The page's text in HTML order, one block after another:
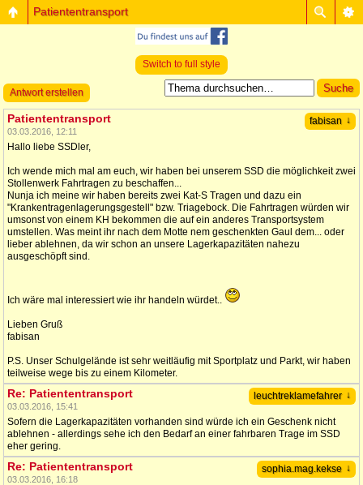
Patiententransport
Switch to full style
Antwort erstellen
fabisan ↓
Patiententransport
03.03.2016, 12:11
Hallo liebe SSDler,
Ich wende mich mal am euch, wir haben bei unserem SSD die möglichkeit zwei
Stollenwerk Fahrtragen zu beschaffen...
Nunja ich meine wir haben bereits zwei Kat-S Tragen und dazu ein
"Krankentragenlagerungsgestell" bzw. Triagebock. Die Fahrtragen würden wir
umsonst von einem KH bekommen die auf ein anderes Transportsystem
umstellen. Was meint ihr nach dem Motte nem geschenkten Gaul dem... oder
lieber ablehnen, da wir schon an unsere Lagerkapazitäten nahezu
ausgeschöpft sind.
Ich wäre mal interessiert wie ihr handeln würdet..
Lieben Gruß
fabisan
P.S. Unser Schulgelände ist sehr weitläufig mit Sportplatz und Parkt, wir haben
teilweise wege bis zu einem Kilometer.
leuchtreklamefahrer ↓
Re: Patiententransport
03.03.2016, 15:41
Sofern die Lagerkapazitäten vorhanden sind würde ich ein Geschenk nicht
ablehnen - allerdings sehe ich den Bedarf an einer fahrbaren Trage im SSD
eher gering.
sophia.mag.kekse ↓
Re: Patiententransport
03.03.2016, 16:18